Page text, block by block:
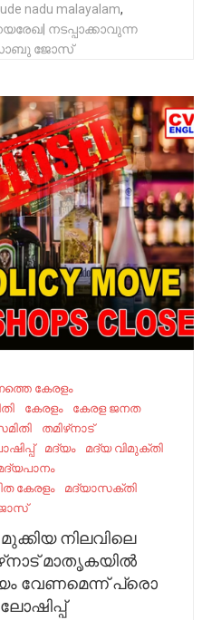
nadu malayalam,
നടപ്പാക്കാവുന്ന
ജോസ്
കേരളം
കേരളം
കേരള ജനത
തമിഴ്‌നാട്
മദ്യം
മദ്യ വിമുക്തി
കേരളം
മദ്യാസക്തി
നിലവിലെ
മാതൃകയിൽ
വേണമെന്ന് പ്രൊ